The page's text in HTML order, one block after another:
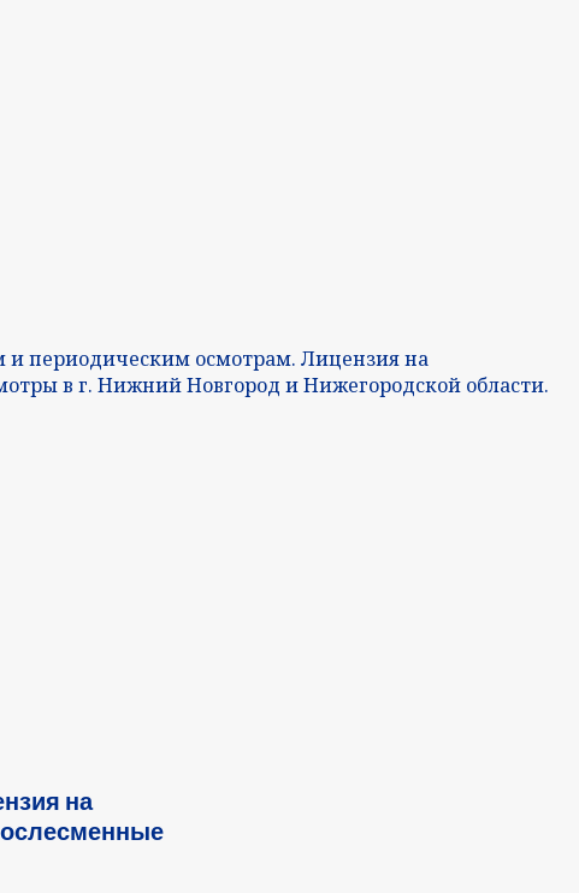
и периодическим осмотрам. Лицензия на
в г. Нижний Новгород и Нижегородской области.
на